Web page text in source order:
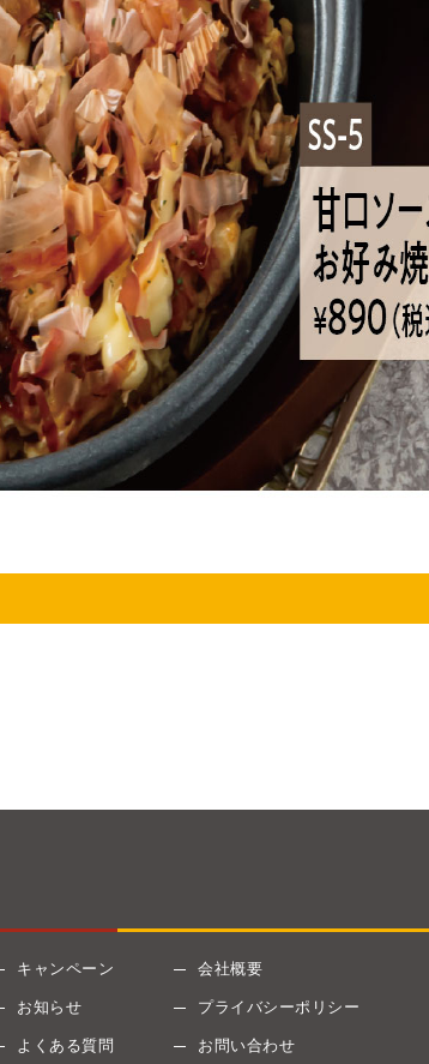
キャンペーン
お知らせ
よくある質問
会社概要
プライバシーポリシー
お問い合わせ